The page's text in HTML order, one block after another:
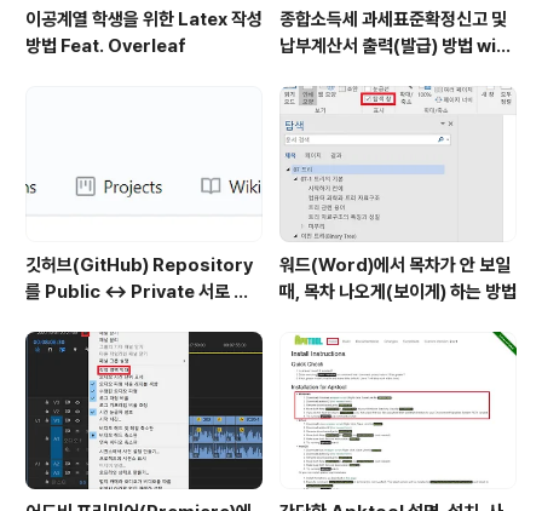
이공계열 학생을 위한 Latex 작성
방법 Feat. Overleaf
종합소득세 과세표준확정신고 및
납부계산서 출력(발급) 방법 with
깃허브(GitHub) Repository
를 Public ↔ Private 서로 변
워드(Word)에서 목차가 안 보일
때, 목차 나오게(보이게) 하는 방법